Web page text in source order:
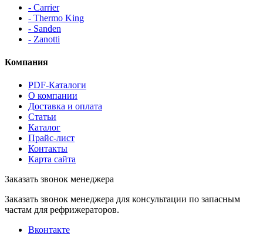
- Carrier
- Thermo King
- Sanden
- Zanotti
Компания
PDF-Каталоги
О компании
Доставка и оплата
Статьи
Каталог
Прайс-лист
Контакты
Карта сайта
Заказать звонок менеджера
Заказать звонок менеджера для консультации по запасным
частам для рефрижераторов.
Вконтакте